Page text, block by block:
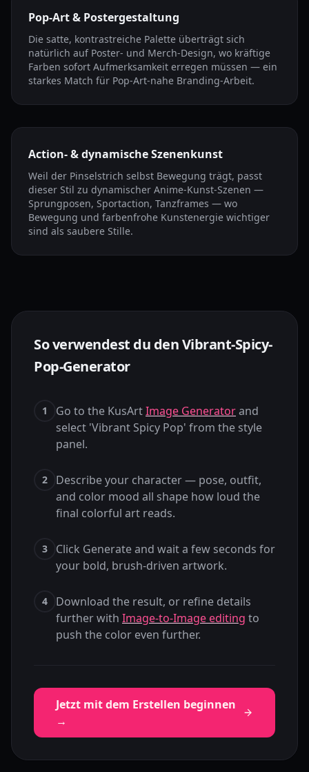
Pop-Art & Postergestaltung
Die satte, kontrastreiche Palette überträgt sich
natürlich auf Poster- und Merch-Design, wo kräftige
Farben sofort Aufmerksamkeit erregen müssen — ein
starkes Match für Pop-Art-nahe Branding-Arbeit.
Action- & dynamische Szenenkunst
Weil der Pinselstrich selbst Bewegung trägt, passt
dieser Stil zu dynamischer Anime-Kunst-Szenen —
Sprungposen, Sportaction, Tanzframes — wo
Bewegung und farbenfrohe Kunstenergie wichtiger
sind als saubere Stille.
So verwendest du den Vibrant-Spicy-
Pop-Generator
1 Go to the KusArtImage Generatorand
select 'Vibrant Spicy Pop' from the style
panel.
2
Describe your character — pose, outfit,
and color mood all shape how loud the
final colorful art reads.
3
Click Generate and wait a few seconds for
your bold, brush-driven artwork.
4
Download the result, or refine details
further with Image-to-Image editing to
push the color even further.
Jetzt mit dem Erstellen beginnen
→